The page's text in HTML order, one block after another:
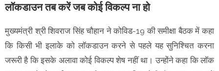
लॉकडाउन तब करें जब कोई विकल्प ना हो
मुख्यमंत्री श्री शिवराज सिंह चौहान ने कोविड-19 की समीक्षा बैठक में कहा
कि किसी भी इलाके को लॉकडाउन करने से पहले यह सुनिश्चित करना
जरूरी है कि इसके अलावा कोई विकल्प शेष नहीं था। उन्होंने कहा कि लॉक